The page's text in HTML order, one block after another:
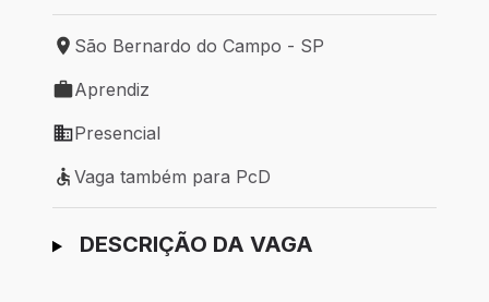
Local de trabalho: São Bernardo do Campo - SP
São Bernardo do Campo - SP
Tipo de vaga: Aprendiz
Aprendiz
Modelo de trabalho: Presencial
Presencial
Vaga também para PcD
Vaga também para PcD
Ir para candidatura
DESCRIÇÃO DA VAGA